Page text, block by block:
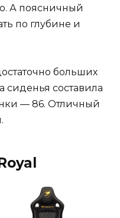
А поясничный
по глубине и
больших
сиденья составила
— 86. Отличный